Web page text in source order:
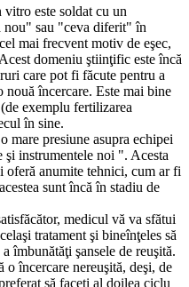
este soldat cu un
nou" sau "ceva diferit" în
mai frecvent motiv de eşec,
domeniu ştiinţific este încă
care pot fi făcute pentru a
nouă încercare. Este mai bine
exemplu fertilizarea
în sine.
mare presiune asupra echipei
instrumentele noi ". Acesta
oferă anumite tehnici, cum ar fi
sunt încă în stadiu de
medicul vă va sfătui
tratament şi bineînţeles să
îmbunătăţi şansele de reuşită.
încercare nereuşită, deşi, de
să faceţi al doilea ciclu